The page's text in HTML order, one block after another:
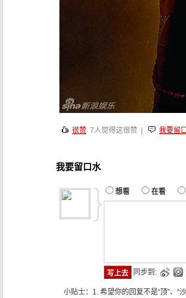
很赞 7人觉得这很赞 | 我要留
我要留口水
想看 在看
同步到:
小贴士： 1. 希望你的回复不是“顶”、“